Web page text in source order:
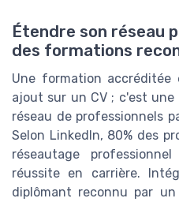
Étendre son réseau
des formations
Une formation
ajout sur un CV ; c'est
réseau de professionnels
Selon LinkedIn, 80% des
réseautage
réussite en carrière.
diplômant reconnu par